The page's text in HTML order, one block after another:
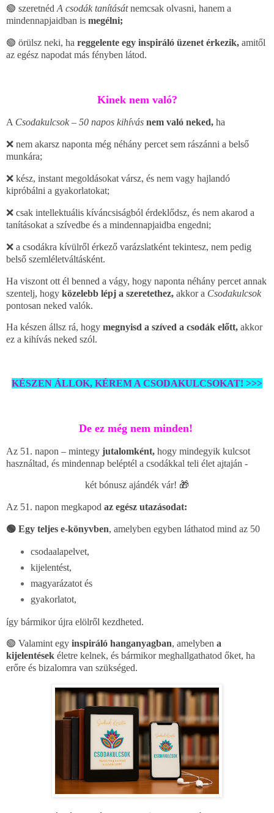
🟢 szeretnéd A csodák tanításátnemcsak olvasni, hanem a
mindennapjaidban is megélni;
🟢 örülsz neki, ha reggelente egy inspiráló üzenet érkezik, amitől
az egész napodat más fényben látod.
Kinek nem való?
A Csodakulcsok – 50 napos kihívás nem való neked, ha
❌ nem akarsz naponta még néhány percet sem rászánni a belső
munkára;
❌ kész, instant megoldásokat vársz, és nem vagy hajlandó
kipróbálni a gyakorlatokat;
❌ csak intellektuális kíváncsiságból érdeklődsz, és nem akarod a
tanításokat a szívedbe és a mindennapjaidba engedni;
❌ a csodákra kívülről érkező varázslatként tekintesz, nem pedig
belső szemléletváltásként.
Ha viszont ott él benned a vágy, hogy naponta néhány percet annak
szentelj, hogy közelebb lépj a szeretethez, akkor a Csodakulcsok
pontosan neked valók.
Ha készen állsz rá, hogy megnyisd a szíved a csodák előtt, akkor
ez a kihívás neked szól.
KÉSZEN ÁLLOK, KÉREM A CSODAKULCSOKAT! >>>
De ez még nem minden!
Az 51. napon – mintegy jutalomként, hogy mindegyik kulcsot
használtad, és mindennap beléptél a csodákkal teli élet ajtaján -
két bónusz ajándék vár! 🎁
Az 51. napon megkapod az egész utazásodat:
🟢 Egy teljes e-könyvben, amelyben egyben láthatod mind az 50
csodaalapelvet,
kijelentést,
magyarázatot és
gyakorlatot,
így bármikor újra elölről kezdheted.
🟢 Valamint egy inspiráló hanganyagban, amelyben a
kijelentések életre kelnek, és bármikor meghallgathatod őket, ha
erőre és bizalomra van szükséged.